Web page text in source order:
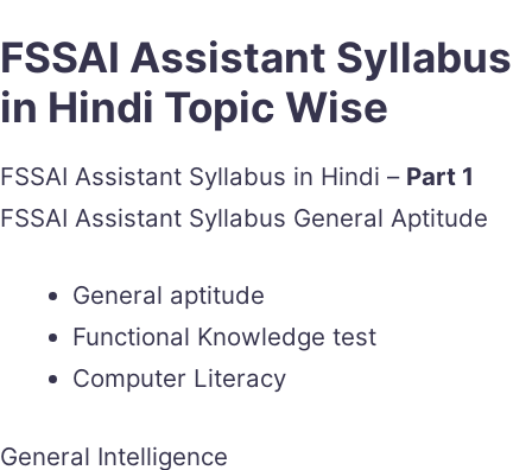
FSSAI Assistant Syllabus
in Hindi Topic Wise
FSSAI Assistant Syllabus in Hindi – Part 1
FSSAI Assistant Syllabus General Aptitude
General aptitude
Functional Knowledge test
Computer Literacy
General Intelligence